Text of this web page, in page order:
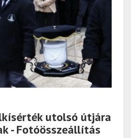
utolsó útjára
- Fotóösszeállítás